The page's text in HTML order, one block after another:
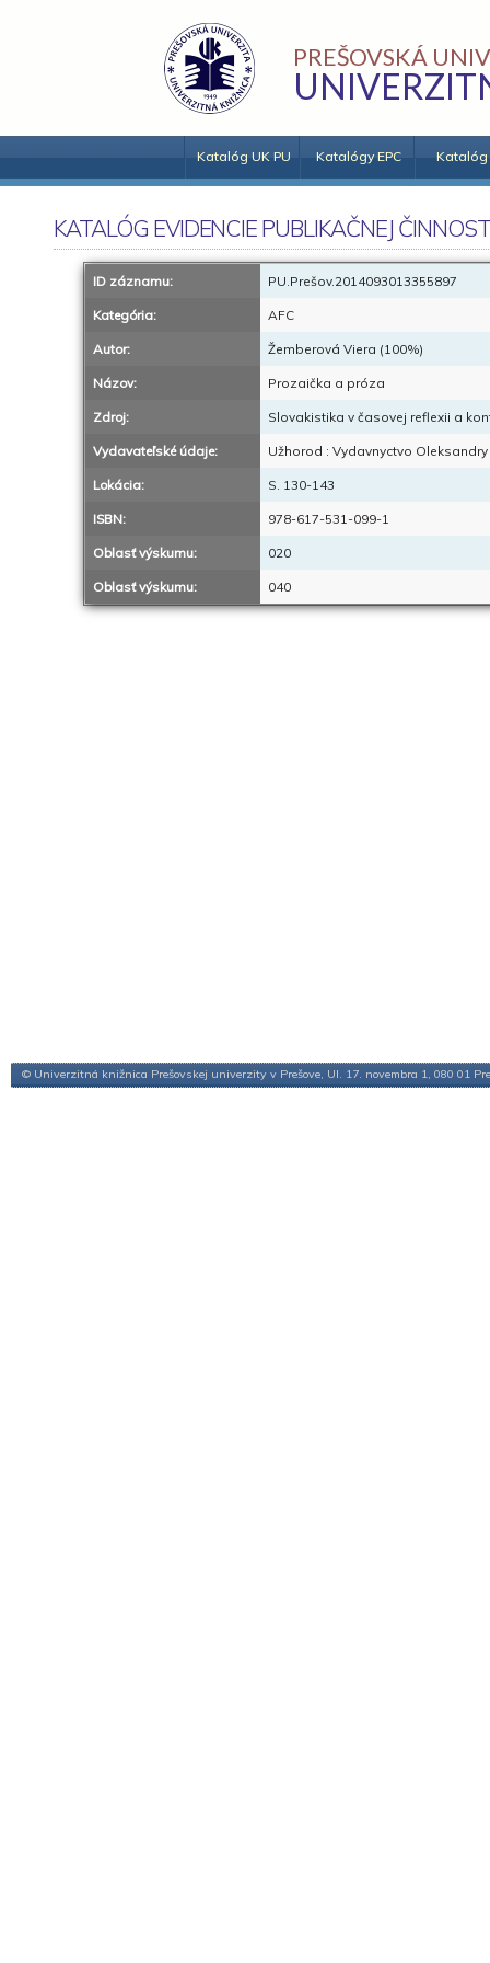
PREŠOVSKÁ
Katalóg UK PU Katalógy EPC Katalóg
KATALÓG EVIDENCIE PUBLIKAČNEJ
ID záznamu: PU.Prešov.2014093013355897
Kategória: AFC
Autor: Žemberová Viera (100%)
Názov: Prozaička a próza
Zdroj: Slovakistika v časovej reflexii a
Vydavateľské údaje: Užhorod : Vydavnyctvo
Lokácia: S. 130-143
ISBN: 978-617-531-099-1
Oblasť výskumu: 020
Oblasť výskumu: 040
© Univerzitná knižnica Prešovskej univerzity v Prešove, Ul. 17. novembra 1, 080 01